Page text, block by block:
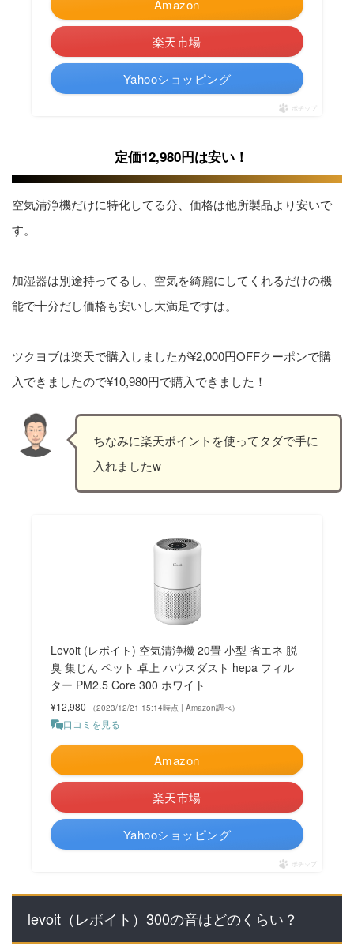
Amazon
楽天市場
Yahooショッピング
ポチップ
定価12,980円は安い！
空気清浄機だけに特化してる分、価格は他所製品より安いで
す。
加湿器は別途持ってるし、空気を綺麗にしてくれるだけの機
能で十分だし価格も安いし大満足ですは。
ツクヨブは楽天で購入しましたが¥2,000円OFFクーポンで購
入できましたので¥10,980円で購入できました！
ちなみに楽天ポイントを使ってタダで手に
入れましたw
Levoit (レボイト) 空気清浄機 20畳 小型 省エネ 脱
臭 集じん ペット 卓上 ハウスダスト hepa フィル
ター PM2.5 Core 300 ホワイト
¥12,980 （2023/12/21 15:14時点 | Amazon調べ）
口コミを見る
Amazon
楽天市場
Yahooショッピング
ポチップ
levoit（レボイト）300の音はどのくらい？